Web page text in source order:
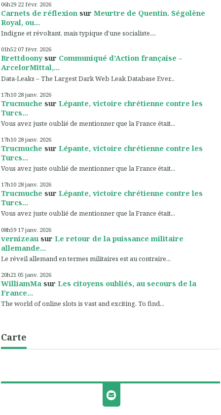
06h29 22 févr. 2026
Carnets de réflexion sur Meurtre de Quentin. Ségolène
Royal, ou...
Indigne et révoltant, mais typique d'une socialiste....
01h52 07 févr. 2026
Brettdoonysur Communiqué d’Action française –
ArcelorMittal,...
Data-Leaks – The Largest Dark Web Leak Database Ever...
17h10 28 janv. 2026
Trucmuche sur Lépante, victoire chrétienne contre les
Turcs...
Vous avez juste oublié de mentionner que la France était...
17h10 28 janv. 2026
Trucmuche sur Lépante, victoire chrétienne contre les
Turcs...
Vous avez juste oublié de mentionner que la France était...
17h10 28 janv. 2026
Trucmuche sur Lépante, victoire chrétienne contre les
Turcs...
Vous avez juste oublié de mentionner que la France était...
08h59 17 janv. 2026
vernizeau sur Le retour de la puissance militaire
allemande...
Le réveil allemand en termes militaires est au contraire...
20h21 05 janv. 2026
WilliamMa sur Les citoyens oubliés, au secours de la
France...
The world of online slots is vast and exciting. To find...
Carte